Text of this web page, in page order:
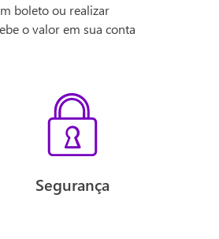
boleto ou realizar
o valor em sua conta
Segurança